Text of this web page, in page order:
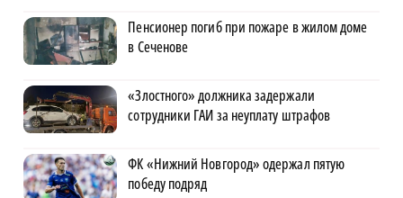
Пенсионер погиб при пожаре в жилом доме
в Сеченове
«Злостного» должника задержали
сотрудники ГАИ за неуплату штрафов
ФК «Нижний Новгород» одержал пятую
победу подряд